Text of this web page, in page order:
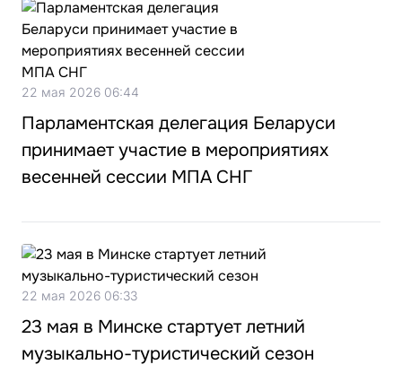
22 мая 2026 06:44
Парламентская делегация Беларуси
принимает участие в мероприятиях
весенней сессии МПА СНГ
22 мая 2026 06:33
23 мая в Минске стартует летний
музыкально-туристический сезон